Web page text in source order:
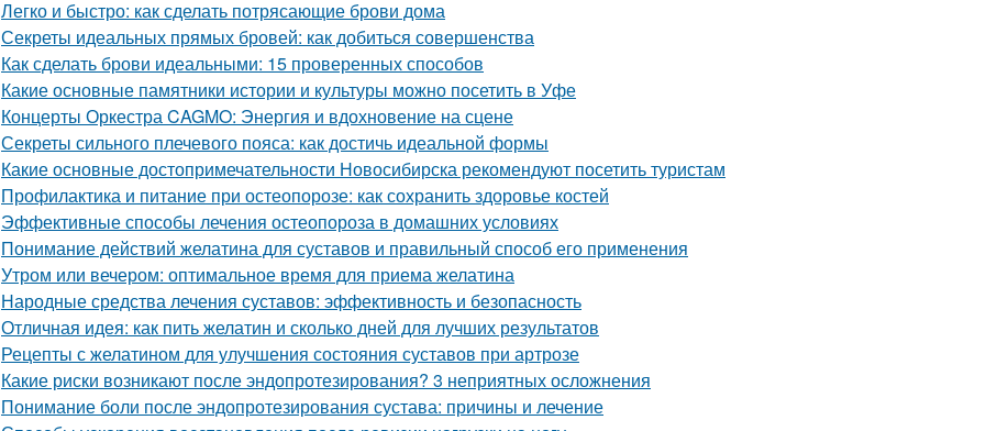
Легко и быстро: как сделать потрясающие брови дома
Секреты идеальных прямых бровей: как добиться совершенства
Как сделать брови идеальными: 15 проверенных способов
Какие основные памятники истории и культуры можно посетить в Уфе
Концерты Оркестра CAGMO: Энергия и вдохновение на сцене
Секреты сильного плечевого пояса: как достичь идеальной формы
Какие основные достопримечательности Новосибирска рекомендуют посетить туристам
Профилактика и питание при остеопорозе: как сохранить здоровье костей
Эффективные способы лечения остеопороза в домашних условиях
Понимание действий желатина для суставов и правильный способ его применения
Утром или вечером: оптимальное время для приема желатина
Народные средства лечения суставов: эффективность и безопасность
Отличная идея: как пить желатин и сколько дней для лучших результатов
Рецепты с желатином для улучшения состояния суставов при артрозе
Какие риски возникают после эндопротезирования? 3 неприятных осложнения
Понимание боли после эндопротезирования сустава: причины и лечение